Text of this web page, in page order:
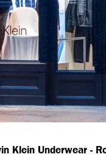
Klein Underwear -